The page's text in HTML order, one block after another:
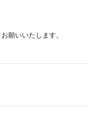
願いいたします。